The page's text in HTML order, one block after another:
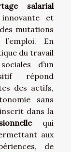
salarial
innovante et
mutations
En
du travail
d’un
répond
des actifs,
sans
dans la
qui
aux
de